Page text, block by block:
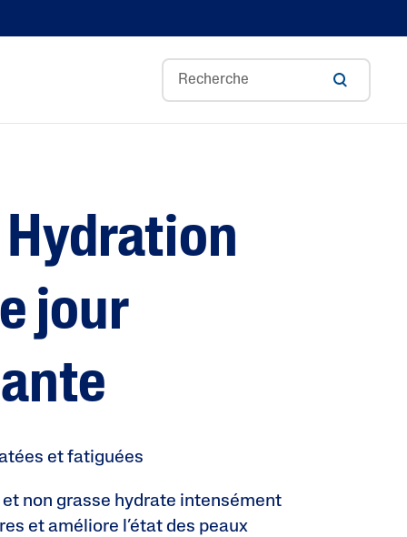
Pro Irritation Control
Blemish prone
Soin de base
Pro Dryness Control
jour
et fatiguées
non grasse hydrate intensément
et améliore l’état des peaux